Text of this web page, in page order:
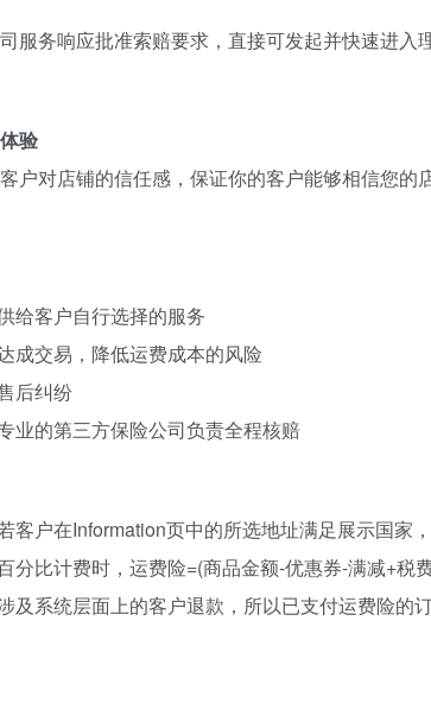
服务响应批准索赔要求，直接可发起并快速进
验
户对店铺的信任感，保证你的客户能够相信您的
给客户自行选择的服务
成交易，降低运费成本的风险
后纠纷
业的第三方保险公司负责全程核赔
客户在Information页中的所选地址满足展示国家
分比计费时，运费险=(商品金额-优惠券-满减+税
及系统层面上的客户退款，所以已支付运费险的